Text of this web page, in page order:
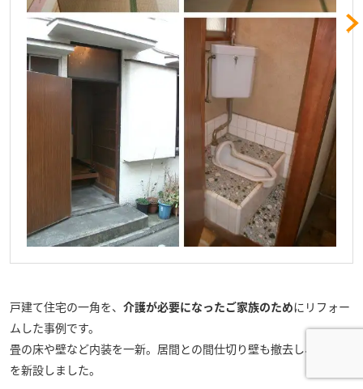
戸建て住宅の一角を、 介護が必要になったご家族のためにリフォー
ムした事例です。
畳の床や壁など内装を一新。居間との間仕切り壁も撤去し、引き戸
を新設しました。